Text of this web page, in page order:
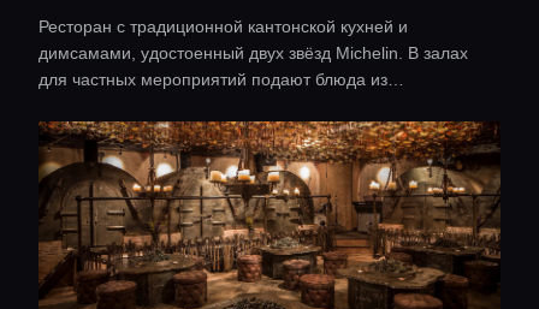
Ресторан с традиционной кантонской кухней и
димсамами, удостоенный двух звёзд Michelin. В залах
для частных мероприятий подают блюда из
чая.